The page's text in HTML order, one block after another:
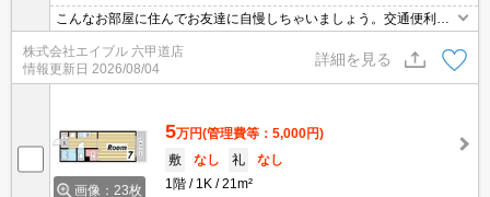
こんなお部屋に住んでお友達に自慢しちゃいましょう。交通便利な
2WAY。生活便利。初期費用を抑えたい人におすすめ。最寄り駅ま
で徒歩1分！。住環境をあなたの目でお確かめください。3沿線利用
可能です。
株式会社エイブル 六甲道店
情報更新日 2026/08/04
詳細を見る
画像：23枚
5万円(管理費等：5,000円)
敷
なし 礼
なし
1階
1K 21m²